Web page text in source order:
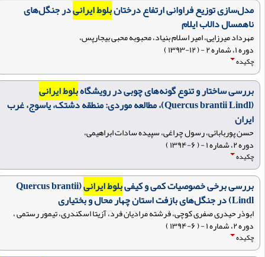
مدل‌سازی توزیع فراوانی ارتفاع درختانبلوط ایرانیدر جنگل‌های
ناهمسال دالاب ایلام
مهرداد میرزایی، امیر اسلام بنیاد، محبوبه محبی بیجارپس،
دوره ۱، شماره ۲ - ( ۱۲-۱۳۹۳ )
چکیده
بررسی ساختار و تنوع گونه‌های چوبی در رویشگاهبلوط ایرانی
(Quercus brantii Lindl)، مطالعه موردی: منطقه دشتک، یاسوج، غرب
ایران
حسن پوربابائی، رسول چراغی، سپیده سادات ابراهیمی،
دوره ۲، شماره ۱ - ( ۶-۱۳۹۴ )
چکیده
بررسی برخی خصوصیات کمی و کیفیبلوط ایرانی (Quercus brantii
Lindl) در جنگل‌های بازفت استان چهار محال و بختیاری
ابوذر حیدری صفری کوچی، فرشته مرادیان فرد، آزیتا اسکندری، تیمور رستمی ،
دوره ۲، شماره ۱ - ( ۶-۱۳۹۴ )
چکیده